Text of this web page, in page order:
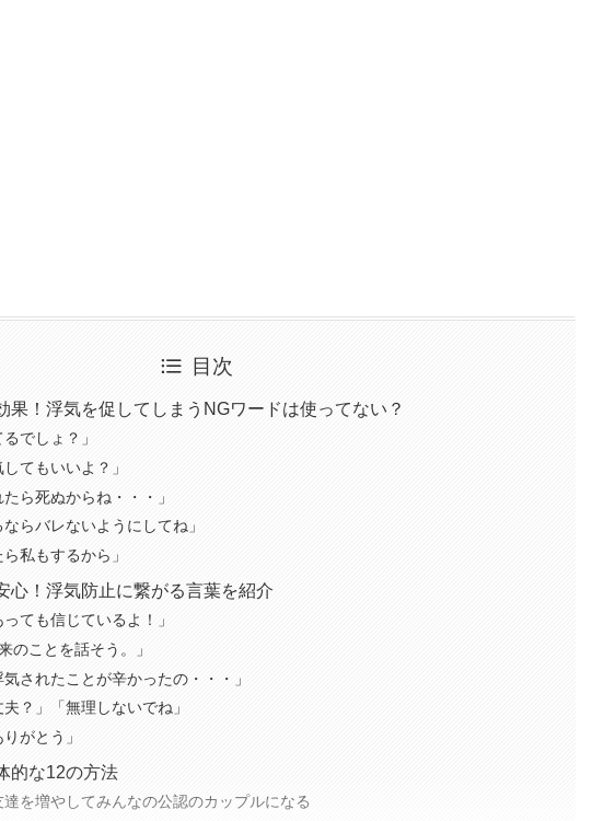
目次
果！浮気を促してしまうNGワードは使ってない？
るでしょ？」
してもいいよ？」
たら死ぬからね・・・」
ならバレないようにしてね」
ら私もするから」
心！浮気防止に繋がる言葉を紹介
っても信じているよ！」
のことを話そう。」
気されたことが辛かったの・・・」
夫？」「無理しないでね」
りがとう」
的な12の方法
を増やしてみんなの公認のカップルになる